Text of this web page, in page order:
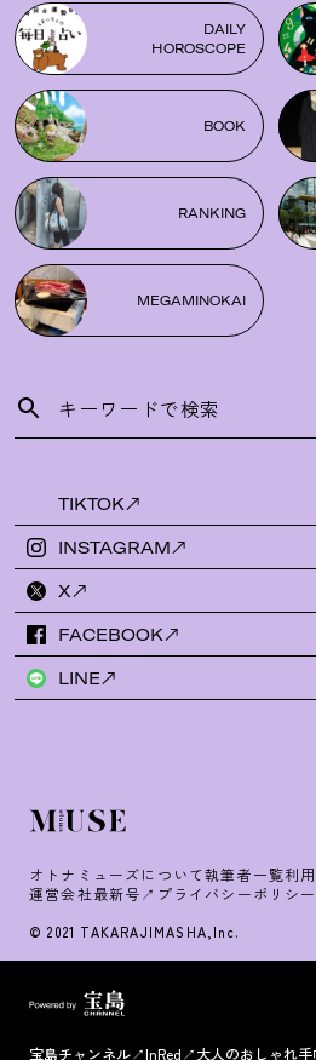
DAILY
HOROSCOPE
BOOK
RANKING
MEGAMINOKAI
TIKTOK
INSTAGRAM
X
FACEBOOK
LINE
オトナミューズについて執筆者一覧利
運営会社最新号 プライバシーポリシー
© 2021 TAKARAJIMASHA,Inc.
宝島チャンネル InRed 大人のおしゃれ手